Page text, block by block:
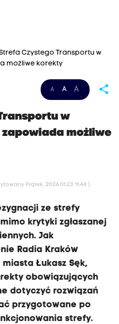
Czystego Transportu w
możliwe korekty
A A A share
w
możliwe
Piątek, 2026.01.23 11:44 )
ze strefy
krytyki zgłaszanej
Jak
Radia Kraków
Łukasz Sęk,
obowiązujących
dotyczyć rozwiązań
przygotowane po
strefy.